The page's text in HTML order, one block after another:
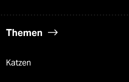
Themen
Katzen